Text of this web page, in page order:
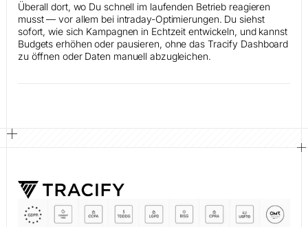
Überall dort, wo Du schnell im laufenden Betrieb reagieren
musst — vor allem bei intraday-Optimierungen. Du siehst
sofort, wie sich Kampagnen in Echtzeit entwickeln, und kannst
Budgets erhöhen oder pausieren, ohne das Tracify Dashboard
zu öffnen oder Daten manuell abzugleichen.